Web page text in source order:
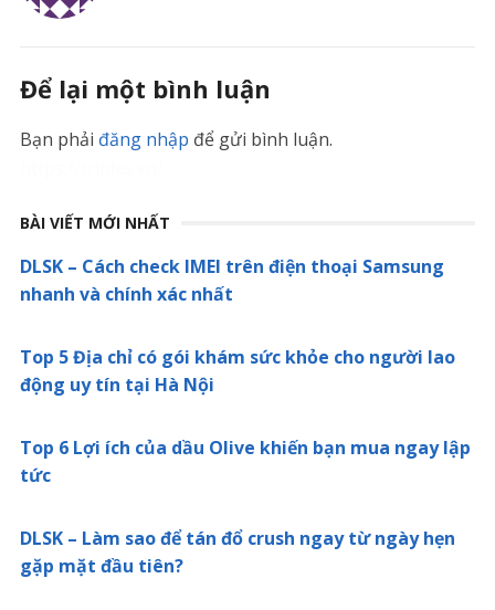
Để lại một bình luận
Bạn phải đăng nhập để gửi bình luận.
BÀI VIẾT MỚI NHẤT
DLSK – Cách check IMEI trên điện thoại Samsung
nhanh và chính xác nhất
Top 5 Địa chỉ có gói khám sức khỏe cho người lao
động uy tín tại Hà Nội
Top 6 Lợi ích của dầu Olive khiến bạn mua ngay lập
tức
DLSK – Làm sao để tán đổ crush ngay từ ngày hẹn
gặp mặt đầu tiên?